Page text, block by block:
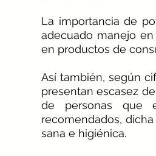
La importancia de
adecuado manejo
en productos de
Así también, según
presentan escasez
de personas que
recomendados,
sana e higiénica.